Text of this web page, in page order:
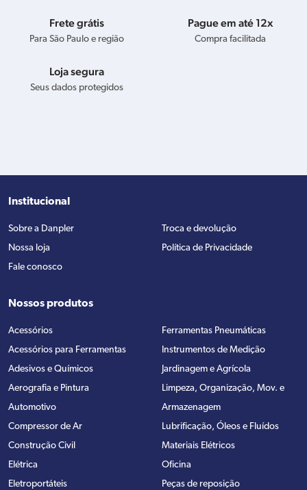
Frete grátis
Para São Paulo e região
Pague em até 12x
Compra facilitada
Loja segura
Seus dados protegidos
Institucional
Sobre a Danpler
Nossa loja
Fale conosco
Troca e devolução
Política de Privacidade
Nossos produtos
Acessórios
Acessórios para Ferramentas
Adesivos e Químicos
Aerografia e Pintura
Automotivo
Compressor de Ar
Construção Civil
Elétrica
Eletroportáteis
Ferramentas Pneumáticas
Instrumentos de Medição
Jardinagem e Agrícola
Limpeza, Organização, Mov. e
Armazenagem
Lubrificação, Óleos e Fluídos
Materiais Elétricos
Oficina
Peças de reposição